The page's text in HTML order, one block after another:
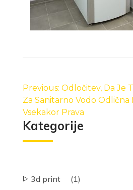
prispevka
Previous: Odločitev, Da Je
Za Sanitarno Vodo Odlična
Vsekakor Prava
Kategorije
3d print (1)